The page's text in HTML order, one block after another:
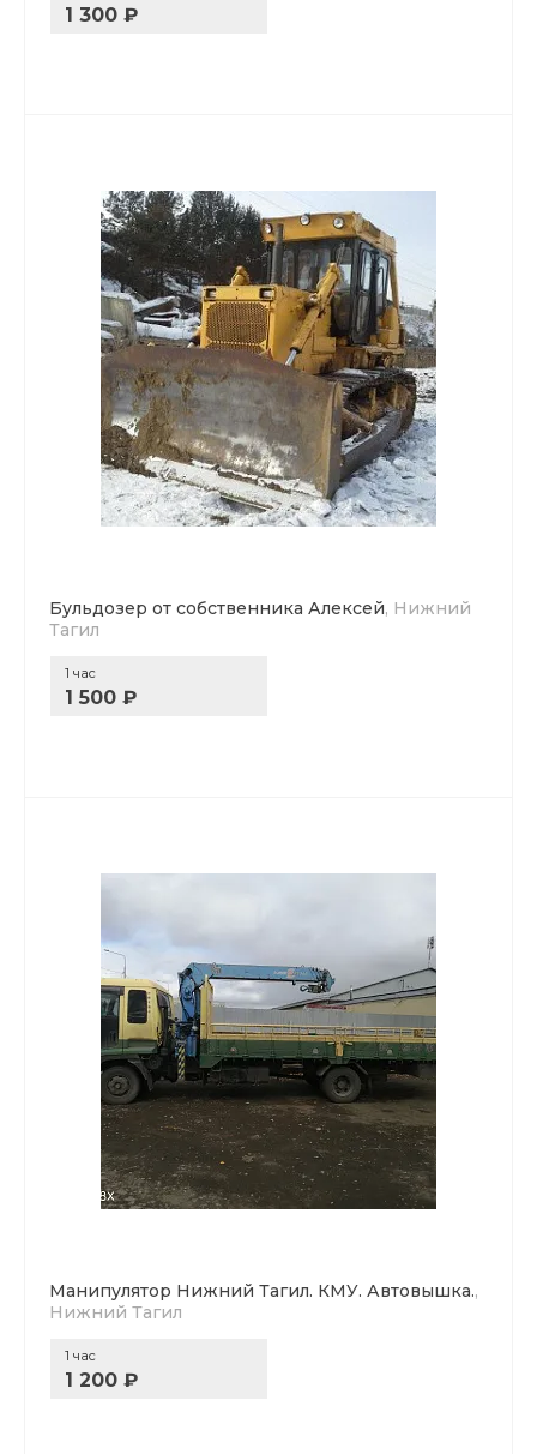
1 300 ₽
Бульдозер от собственника Алексей, Нижний
Тагил
1 час
1 500 ₽
Манипулятор Нижний Тагил. КМУ. Автовышка.,
Нижний Тагил
1 час
1 200 ₽